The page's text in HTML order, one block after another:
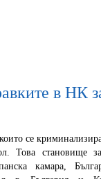
в НК
се
Това становище
камара,